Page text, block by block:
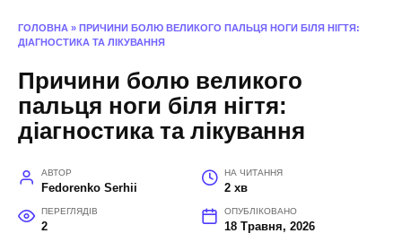
ГОЛОВНА » ПРИЧИНИ БОЛЮ ВЕЛИКОГО ПАЛЬЦЯ НОГИ БІЛЯ НІГТЯ:
ДІАГНОСТИКА ТА ЛІКУВАННЯ
Причини болю великого
пальця ноги біля нігтя:
діагностика та лікування
АВТОР
Fedorenko Serhii
НА ЧИТАННЯ
2 хв
ПЕРЕГЛЯДІВ
2
ОПУБЛІКОВАНО
18 Травня, 2026